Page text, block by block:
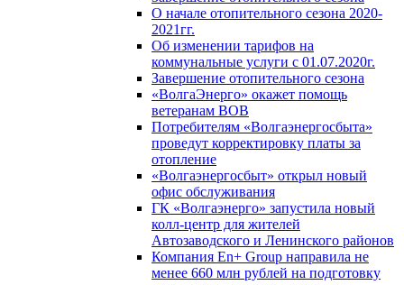
О начале отопительного сезона 2020-
2021гг.
Об изменении тарифов на
коммунальные услуги с 01.07.2020г.
Завершение отопительного сезона
«ВолгаЭнерго» окажет помощь
ветеранам ВОВ
Потребителям «Волгаэнергосбыта»
проведут корректировку платы за
отопление
«Волгаэнергосбыт» открыл новый
офис обслуживания
ГК «Волгаэнерго» запустила новый
колл-центр для жителей
Автозаводского и Ленинского районов
Компания En+ Group направила не
менее 660 млн рублей на подготовку